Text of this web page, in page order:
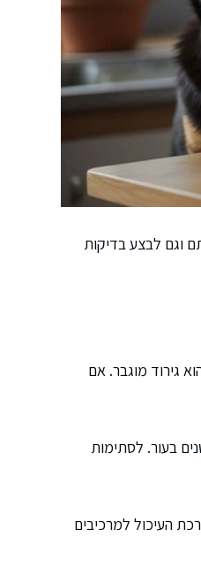
וגם לבצע בדיקות
גירוד מוגבר. אם
בעור. לסתימות
העיכול למרכיבים